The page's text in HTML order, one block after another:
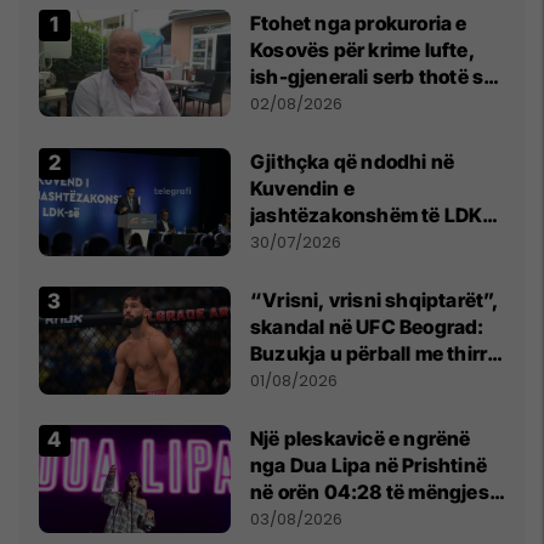
Ftohet nga prokuroria e
Kosovës për krime lufte,
ish-gjenerali serb thotë se
dikush e tradhtoi në
02/08/2026
Gjithçka që ndodhi në
Kuvendin e
jashtëzakonshëm të LDK-
së
30/07/2026
“Vrisni, vrisni shqiptarët”,
skandal në UFC Beograd:
Buzukja u përball me thirrje
anti-shqiptare nga
01/08/2026
Një pleskavicë e ngrënë
nga Dua Lipa në Prishtinë
në orën 04:28 të mëngjesit
- dhe bota digjitale serbe
03/08/2026